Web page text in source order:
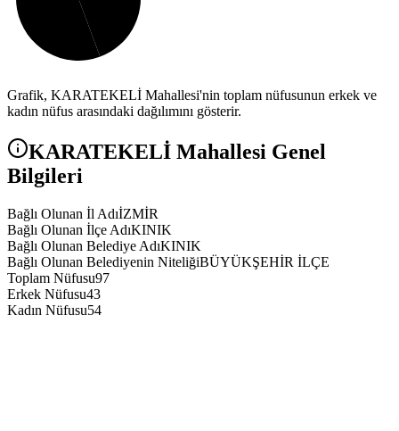
Grafik, KARATEKELİ Mahallesi'nin toplam nüfusunun erkek ve
kadın nüfus arasındaki dağılımını gösterir.
KARATEKELİ Mahallesi Genel
Bilgileri
Bağlı Olunan İl AdıİZMİR
Bağlı Olunan İlçe AdıKINIK
Bağlı Olunan Belediye AdıKINIK
Bağlı Olunan Belediyenin NiteliğiBÜYÜKŞEHİR İLÇE
Toplam Nüfusu97
Erkek Nüfusu43
Kadın Nüfusu54